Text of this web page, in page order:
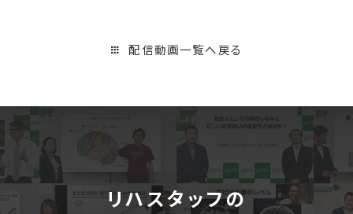
配信動画一覧へ戻る
リハスタッフの